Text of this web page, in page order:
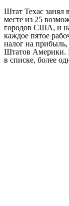
Штат Техас занял
месте из 25
городов США, и на
каждое пятое
налог на
Штатов Америки.
в списке, более